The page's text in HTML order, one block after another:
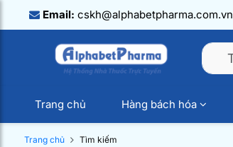
Email: cskh@alphabetpharma.com.vn
Trang chủ Hàng bách hóa
Trang chủ Tìm kiếm